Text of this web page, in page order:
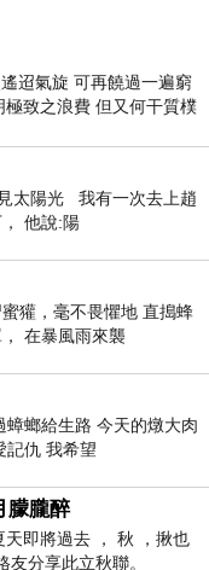
迢氣旋 可再饒過一遍窮
致之浪費 但又何干質樸
太陽光 我有一次去上趙
他說:陽
獾，毫不畏懼地 直搗蜂
在暴風雨來襲
螂給生路 今天的燉大肉
記仇 我希望
朦朧醉
即將過去 ， 秋 ，揪也
友分享此立秋聯。